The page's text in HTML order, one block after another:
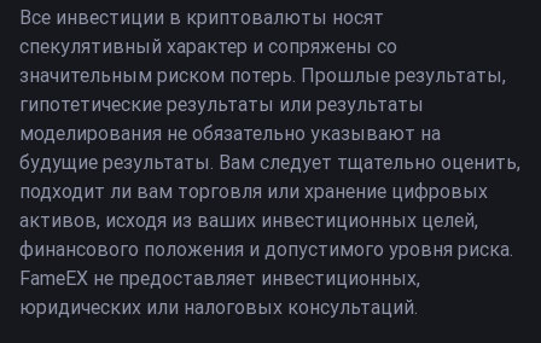
Все инвестиции в криптовалюты носят
спекулятивный характер и сопряжены со
значительным риском потерь. Прошлые результаты,
гипотетические результаты или результаты
моделирования не обязательно указывают на
будущие результаты. Вам следует тщательно оценить,
подходит ли вам торговля или хранение цифровых
активов, исходя из ваших инвестиционных целей,
финансового положения и допустимого уровня риска.
FameEX не предоставляет инвестиционных,
юридических или налоговых консультаций.